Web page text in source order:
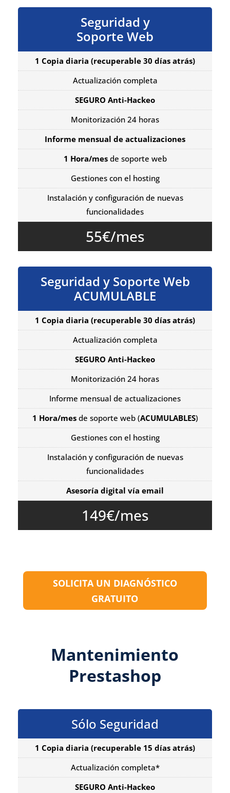
Seguridad y
Soporte Web
1 Copia diaria (recuperable 30 días atrás)
Actualización completa
SEGURO Anti-Hackeo
Monitorización 24 horas
Informe mensual de actualizaciones
1 Hora/mesde soporte web
Gestiones con el hosting
Instalación y configuración de nuevas
funcionalidades
55€/mes
Seguridad y Soporte Web
ACUMULABLE
1 Copia diaria (recuperable 30 días atrás)
Actualización completa
SEGURO Anti-Hackeo
Monitorización 24 horas
Informe mensual de actualizaciones
1 Hora/mesde soporte web (ACUMULABLES)
Gestiones con el hosting
Instalación y configuración de nuevas
funcionalidades
Asesoría digital vía email
149€/mes
SOLICITA UN DIAGNÓSTICO
GRATUITO
Mantenimiento
Prestashop
Sólo Seguridad
1 Copia diaria (recuperable 15 días atrás)
Actualización completa*
SEGURO Anti-Hackeo